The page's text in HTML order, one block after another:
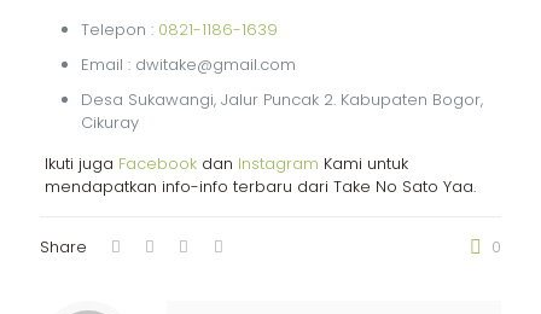
Telepon : 0821-1186-1639
Email : dwitake@gmail.com
Desa Sukawangi, Jalur Puncak 2. Kabupaten Bogor,
Cikuray
Ikuti juga Facebookdan Instagram Kami untuk
mendapatkan info-info terbaru dari Take No Sato Yaa.
Share 0